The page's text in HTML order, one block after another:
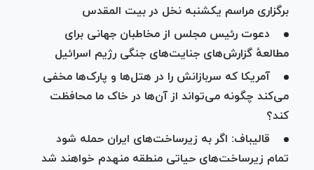
برگزاری مراسم یکشنبه نخل در بیت المقدس
دعوت رئیس مجلس از مخاطبان جهانی برای
مطالعهٔ گزارش‌های جنایت‌های جنگی رژیم اسرائیل
آمریکا که سربازانش را در هتل‌ها و پارک‌ها مخفی
می‌کند چگونه می‌تواند از آن‌ها در خاک ما محافظت
کند؟
قالیباف: اگر به زیرساخت‌های ایران حمله شود
تمام زیرساخت‌های حیاتی منطقه منهدم خواهند شد